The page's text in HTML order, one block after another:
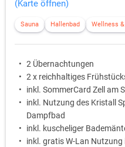
(Karte öffnen)
Sauna Hallenbad Wellness &
2 Übernachtungen
2 x reichhaltiges
inkl. SommerCard Zell am
inkl. Nutzung des Kristall
Dampfbad
inkl. kuscheliger
inkl. gratis W-Lan Nutzung